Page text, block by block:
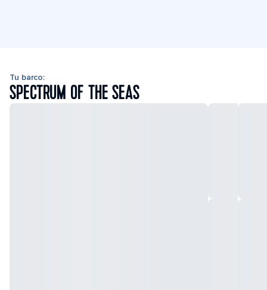
Tu barco:
SPECTRUM OF THE SEAS